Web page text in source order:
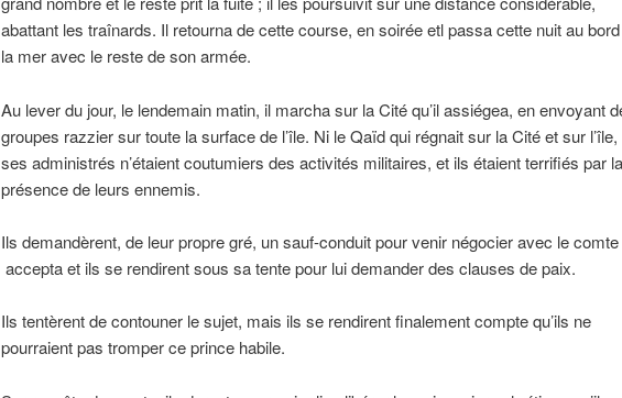
abattant les traînards. Il retourna de cette course, en soirée etl passa cette nuit au
la mer avec le reste de son armée.
Au lever du jour, le lendemain matin, il marcha sur la Cité qu’il assiégea, en envoyant
groupes razzier sur toute la surface de l’île. Ni le Qaïd qui régnait sur la Cité et sur l’île,
ses administrés n’étaient coutumiers des activités militaires, et ils étaient terrifiés par la
présence de leurs ennemis.
Ils demandèrent, de leur propre gré, un sauf-conduit pour venir négocier avec le
accepta et ils se rendirent sous sa tente pour lui demander des clauses de paix.
Ils tentèrent de contouner le sujet, mais ils se rendirent finalement compte qu’ils ne
pourraient pas tromper ce prince habile.